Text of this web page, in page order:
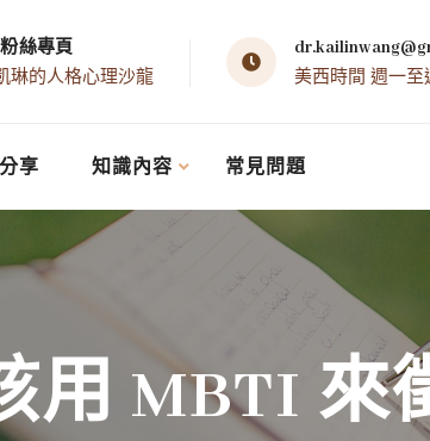
絲專頁
琳的人格心理沙龍
美西時間 週一
享 知識內容 常見問題
用 MBTI 來